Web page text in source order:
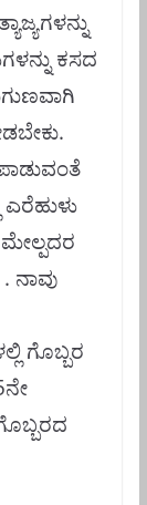
ಕಸದ
ಎರೆಹುಳು
ನಾವು
ಗೊಬ್ಬರ